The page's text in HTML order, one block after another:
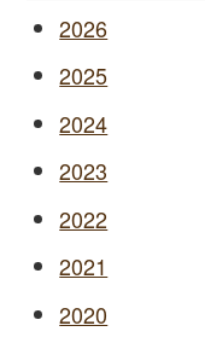
2026
2025
2024
2023
2022
2021
2020